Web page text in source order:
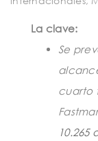
La clave:
Se
cuarto